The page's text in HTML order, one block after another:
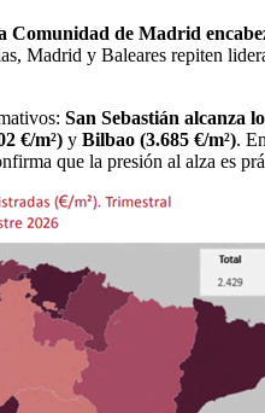
Comunidad de Madrid
Madrid y Baleares repiten
San Sebastián alcanza
€/m²) yBilbao (3.685 €/m²).
que la presión al alza es